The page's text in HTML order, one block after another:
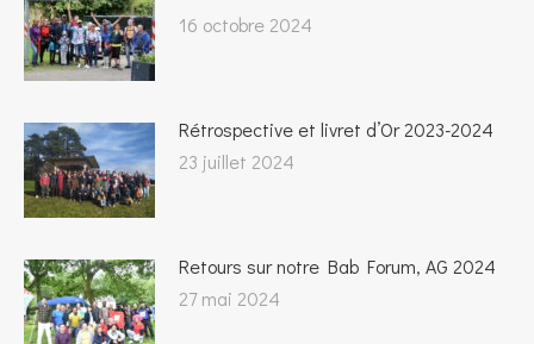
16 octobre 2024
Rétrospective et livret d’Or 2023-2024
23 juillet 2024
Retours sur notre Bab Forum, AG 2024
27 mai 2024